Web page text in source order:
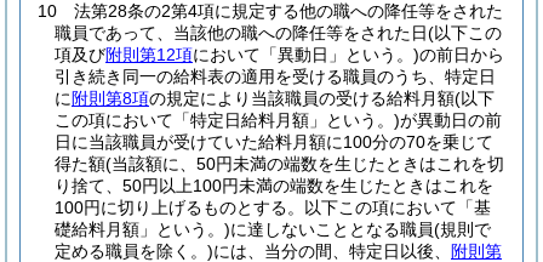
10
法第28条の2第4項に規定する他の職への降任等をされた
職員であって、当該他の職への降任等をされた日(以下この
項及び附則第12項において「異動日」という。)の前日から
引き続き同一の給料表の適用を受ける職員のうち、特定日
に 附則第8項の規定により当該職員の受ける給料月額(以下
この項において「特定日給料月額」という。)が異動日の前
日に当該職員が受けていた給料月額に100分の70を乗じて
得た額(当該額に、50円未満の端数を生じたときはこれを切
り捨て、50円以上100円未満の端数を生じたときはこれを
100円に切り上げるものとする。以下この項において「基
礎給料月額」という。)に達しないこととなる職員(規則で
定める職員を除く。)には、当分の間、特定日以後、
附則第